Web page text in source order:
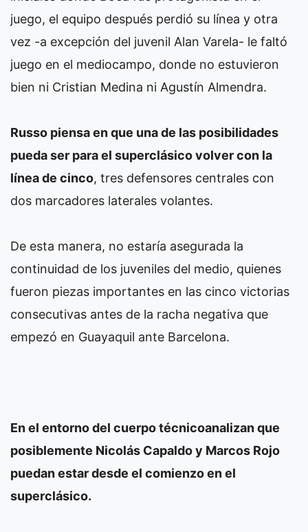
juego, el equipo después perdió su línea y otra
vez -a excepción del juvenil Alan Varela- le faltó
juego en el mediocampo, donde no estuvieron
bien ni Cristian Medina ni Agustín Almendra.
Russo piensa en que una de las posibilidades
pueda ser para el superclásico volver con la
línea de cinco, tres defensores centrales con
dos marcadores laterales volantes.
De esta manera, no estaría asegurada la
continuidad de los juveniles del medio, quienes
fueron piezas importantes en las cinco victorias
consecutivas antes de la racha negativa que
empezó en Guayaquil ante Barcelona.
En el entorno del cuerpo técnicoanalizan que
posiblemente Nicolás Capaldo y Marcos Rojo
puedan estar desde el comienzo en el
superclásico.